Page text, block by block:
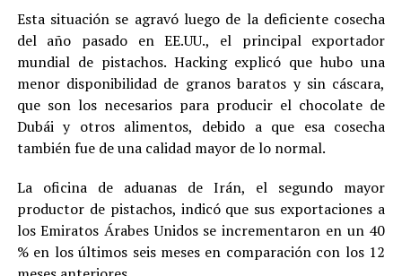
Esta situación se agravó luego de la deficiente cosecha
del año pasado en EE.UU., el principal exportador
mundial de pistachos. Hacking explicó que hubo una
menor disponibilidad de granos baratos y sin cáscara,
que son los necesarios para producir el chocolate de
Dubái y otros alimentos, debido a que esa cosecha
también fue de una calidad mayor de lo normal.
La oficina de aduanas de Irán, el segundo mayor
productor de pistachos, indicó que sus exportaciones a
los Emiratos Árabes Unidos se incrementaron en un 40
% en los últimos seis meses en comparación con los 12